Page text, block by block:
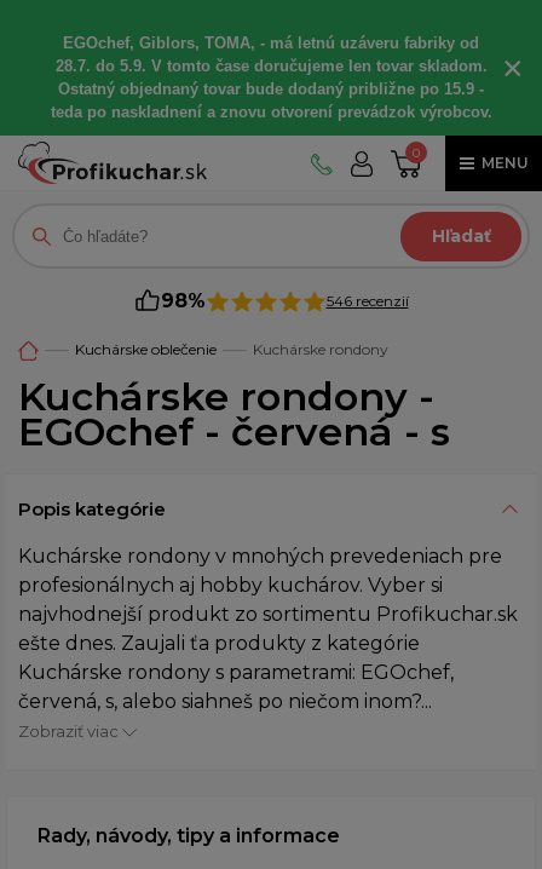
EGOchef, Giblors, TOMA, - má letnú uzáveru fabriky od
28.7. do 5.9. V tomto čase doručujeme len tovar skladom.
Ostatný objednaný tovar bude dodaný približne po 15.9 -
teda po naskladnení a znovu otvorení prevádzok výrobcov.
×
0
MENU
Hľadať
98% 546 recenzií
Kuchárske oblečenie Kuchárske rondony
Kuchárske rondony -
EGOchef - červená - s
Popis kategórie
Kuchárske rondony v mnohých prevedeniach pre
profesionálnych aj hobby kuchárov. Vyber si
najvhodnejší produkt zo sortimentu Profikuchar.sk
ešte dnes. Zaujali ťa produkty z kategórie
Kuchárske rondony s parametrami: EGOchef,
červená, s, alebo siahneš po niečom inom?...
Zobraziť viac
Rady, návody, tipy a informace